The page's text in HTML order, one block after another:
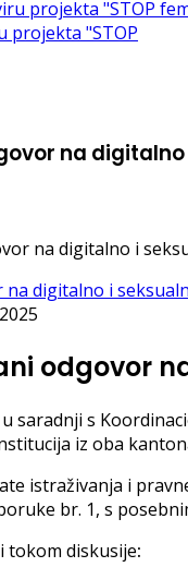
projekta "STOP
na
na digitalno i
odgovor
u saradnji s
iz oba
istraživanja i
br. 1, s
tokom diskusije: